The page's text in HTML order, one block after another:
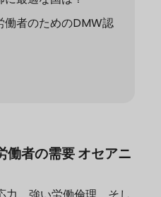
働者のためのDMW認
働者の需要オセアニ